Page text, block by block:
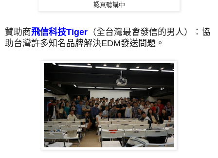
認真聽講中
贊助商飛信科技Tiger （全台灣最會發信的男人）：協
助台灣許多知名品牌解決EDM發送問題。